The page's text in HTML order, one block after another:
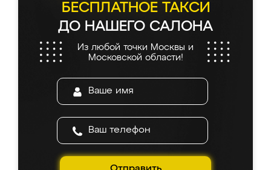
БЕСПЛАТНОЕ ТАКСИ
ДО НАШЕГО САЛОНА
Из любой точки Москвы и
Московской области!